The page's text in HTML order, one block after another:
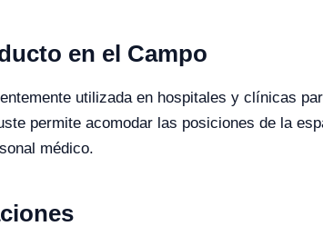
en el Campo
utilizada en hospitales y clínicas
permite acomodar las posiciones de la
médico.